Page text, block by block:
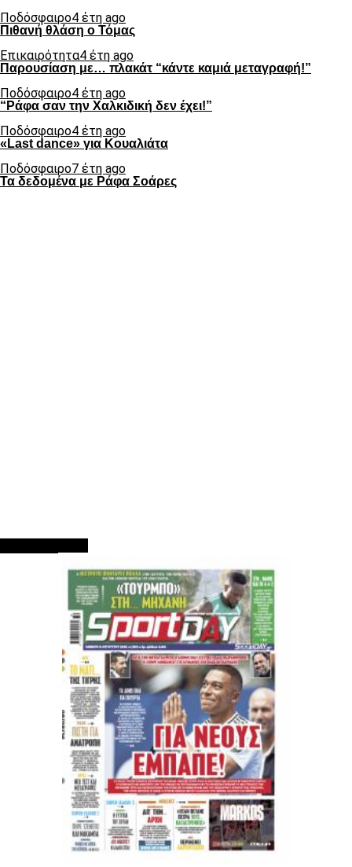
Ποδόσφαιρο4 έτη ago
Πιθανή θλάση ο Τόμας
Επικαιρότητα4 έτη ago
Παρουσίαση με… πλακάτ “κάντε καμιά μεταγραφή!”
Ποδόσφαιρο4 έτη ago
“Ράφα σαν την Χαλκιδική δεν έχει!”
Ποδόσφαιρο4 έτη ago
«Last dance» για Κουαλιάτα
Ποδόσφαιρο7 έτη ago
Τα δεδομένα με Ράφα Σοάρες